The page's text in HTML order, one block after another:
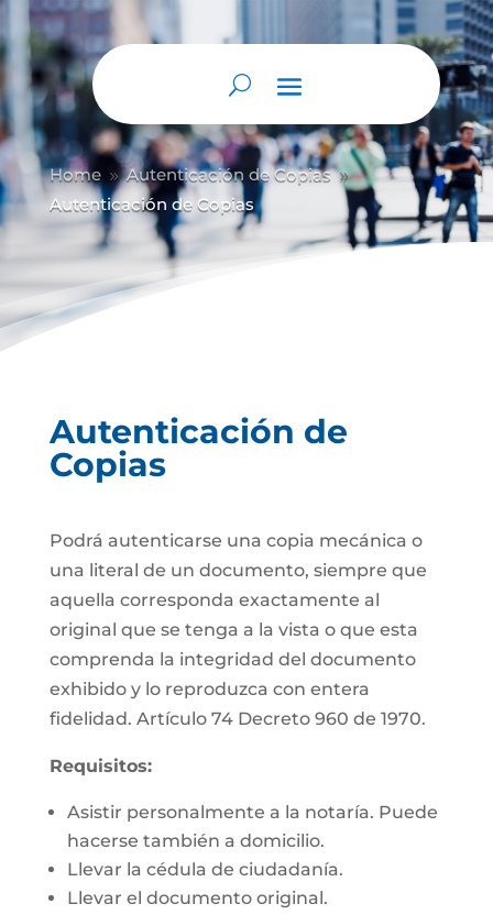
Abrir barra de herramientas
Home 9 Autenticación de Copias 9
Autenticación de Copias
Autenticación de
Copias
Podrá autenticarse una copia mecánica o
una literal de un documento, siempre que
aquella corresponda exactamente al
original que se tenga a la vista o que esta
comprenda la integridad del documento
exhibido y lo reproduzca con entera
fidelidad. Artículo 74 Decreto 960 de 1970.
Requisitos:
Asistir personalmente a la notaría. Puede
hacerse también a domicilio.
Llevar la cédula de ciudadanía.
Llevar el documento original.